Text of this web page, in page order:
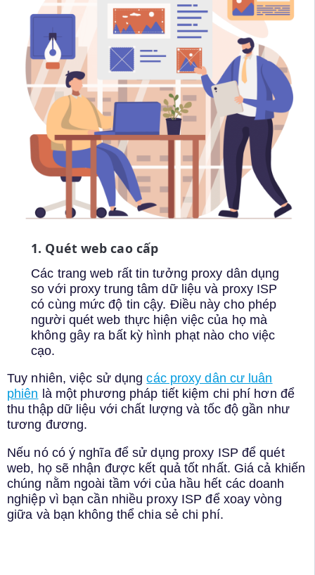
1. Quét web cao cấp
Các trang web rất tin tưởng proxy dân dụng
so với proxy trung tâm dữ liệu và proxy ISP
có cùng mức độ tin cậy. Điều này cho phép
người quét web thực hiện việc của họ mà
không gây ra bất kỳ hình phạt nào cho việc
cạo.
Tuy nhiên, việc sử dụngcác proxy dân cư luân
phiên là một phương pháp tiết kiệm chi phí hơn để
thu thập dữ liệu với chất lượng và tốc độ gần như
tương đương.
Nếu nó có ý nghĩa để sử dụng proxy ISP để quét
web, họ sẽ nhận được kết quả tốt nhất. Giá cả khiến
chúng nằm ngoài tầm với của hầu hết các doanh
nghiệp vì bạn cần nhiều proxy ISP để xoay vòng
giữa và bạn không thể chia sẻ chi phí.